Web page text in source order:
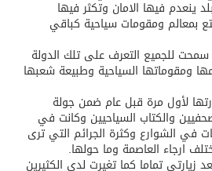
ينعدم فيها الامان وتكثر فيها
بمعالم ومقومات سياحية كباقي
سمحت للجميع التعرف على تلك الدولة
ومقوماتها السياحية وطبيعة شعبها
لأول مرة قبل عام ضمن جولة
والكتاب السياحيين وكانت في
في الشوارع وكثرة الجرائم التي ترى
ارجاء العاصمة وما حولها.
زيارتي تماما كما تغيرت لدى الكثيرين